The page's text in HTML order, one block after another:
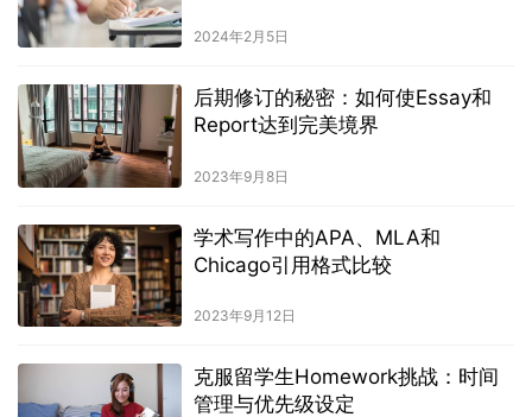
2024年2月5日
后期修订的秘密：如何使Essay和
Report达到完美境界
2023年9月8日
学术写作中的APA、MLA和
Chicago引用格式比较
2023年9月12日
克服留学生Homework挑战：时间
管理与优先级设定